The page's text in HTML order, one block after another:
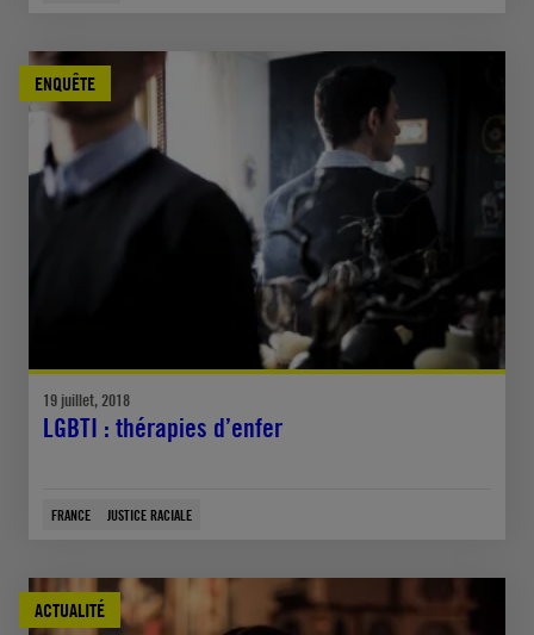
ENQUÊTE
19 juillet, 2018
LGBTI : thérapies d’enfer
FRANCE JUSTICE RACIALE
ACTUALITÉ